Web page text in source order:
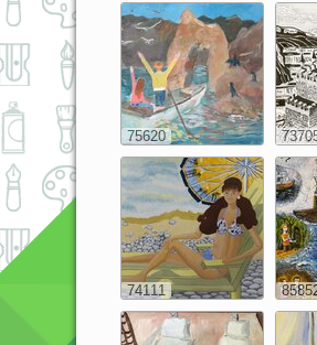
75620
74111